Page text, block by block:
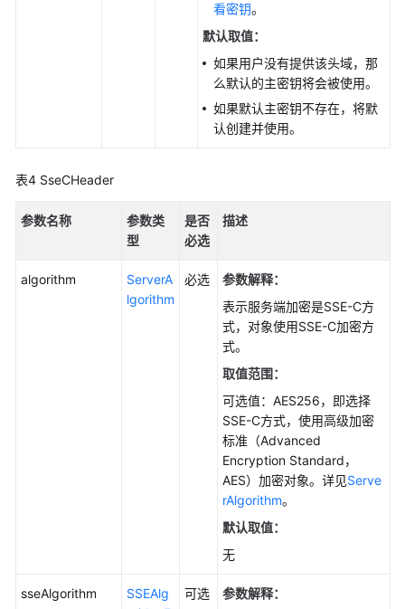
品
术
语
多
云
看密钥。
默认取值：
如果用户没有提供该头域，那
么默认的主密钥将会被使用。
如果默认主密钥不存在，将默
认创建并使用。
表4 SseCHeader
参数名称
参数类
型
是否
必选
描述
algorithm
ServerA
lgorithm
必选
参数解释：
表示服务端加密是SSE-C方
式，对象使用SSE-C加密方
式。
取值范围：
可选值：AES256，即选择
SSE-C方式，使用高级加密
标准（Advanced
Encryption Standard，
AES）加密对象。详见Serve
rAlgorithm。
默认取值：
无
sseAlgorithm
SSEAlg
可选
参数解释：